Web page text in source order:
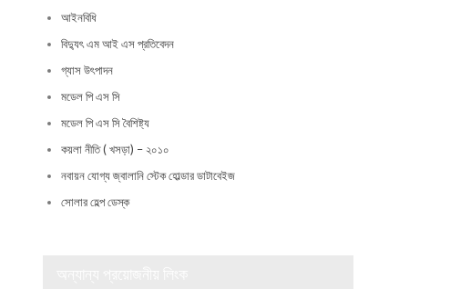
আইনবিধি
বিদ্যুৎ এম আই এস প্রতিবেদন
গ্যাস উৎপাদন
মডেল পি এস সি
মডেল পি এস সি বৈশিষ্ট্য
কয়লা নীতি ( খসড়া) – ২০১০
নবায়ন যোগ্য জ্বালানি স্টেক হোল্ডার ডাটাবেইজ
সোলার হেল্প ডেস্ক